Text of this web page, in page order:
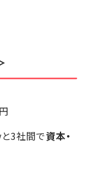
3社間で資本・